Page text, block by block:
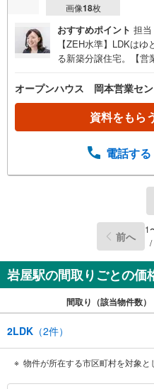
画像18枚
おすすめポイント 担
【ZEH水準】LDKは
る新築分譲住宅。【営
軽にご連絡ください！
地を見学する（無料）
いただけますとスム
案内について・平日
いたします。・車で
◎個別FP相談会 無料
ン・資金のご相談、
いう方も大歓迎です
ているオープンハウ
す。ぜひお気軽にご
ープンハウス・ディベ
オープンハウス 岡本営業セ
資料をもら
電話する
前へ 1
/
岩屋駅の間取りごとの価
間取り（該当物件数）
2LDK （2件）
物件が所在する市区町村を対象と